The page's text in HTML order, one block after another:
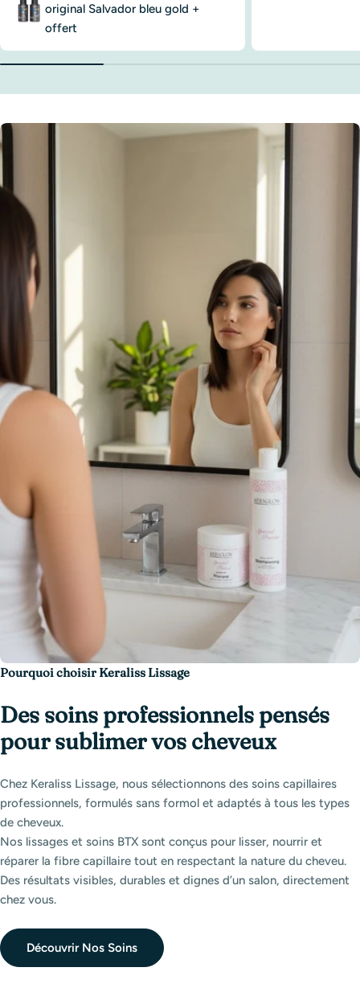
original Salvador bleu gold +
offert
Pourquoi choisir Keraliss Lissage
Des soins professionnels pensés
pour sublimer vos cheveux
Chez Keraliss Lissage, nous sélectionnons des soins capillaires
professionnels, formulés sans formol et adaptés à tous les types
de cheveux.
Nos lissages et soins BTX sont conçus pour lisser, nourrir et
réparer la fibre capillaire tout en respectant la nature du cheveu.
Des résultats visibles, durables et dignes d’un salon, directement
chez vous.
Découvrir Nos Soins